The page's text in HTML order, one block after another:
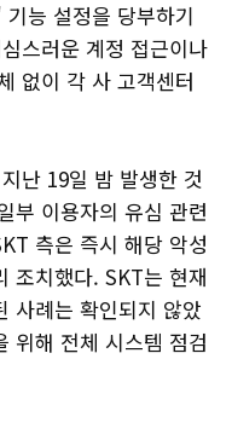
능 설정을 당부하기
스러운 계정 접근이나
없이 각 사 고객센터
난 19일 밤 발생한 것
부 이용자의 유심 관련
측은 즉시 해당 악성
조치했다. SKT는 현재
사례는 확인되지 않았
위해 전체 시스템 점검